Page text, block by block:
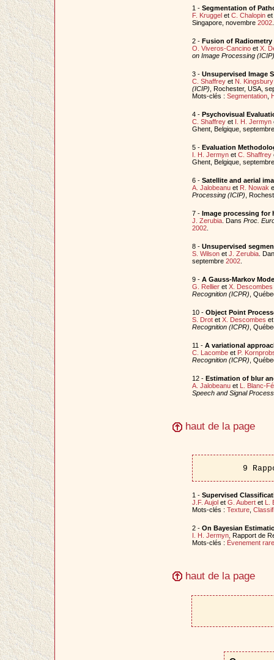
1 - Segmentation of
F. Kruggel et C. Chalopinet
Singapore, novembre 2002.
2 - Fusion of
O. Viveros-Cancinoet X.
on Image Processing (ICIP)
3 - Unsupervised Image
C. Shaffreyet N. Kingsbury
(ICIP) , Rochester, USA,
Mots-clés : Segmentation,
4 - Psychovisual
C. Shaffreyet I. H. Jermyn
Ghent, Belgique,
5 - Evaluation
I. H. Jermynet C. Shaffrey
Ghent, Belgique,
6 - Satellite and aerial
A. Jalobeanuet R. Nowak
Processing (ICIP) ,
7 - Image processing for
J. Zerubia. Dans Proc.
2002.
8 - Unsupervised
S. Wilsonet J. Zerubia.
septembre 2002.
9 - A Gauss-Markov
G. Rellieret X. Descombes
Recognition (ICPR) ,
10 - Object Point
S. Drotet X. Descombes
Recognition (ICPR) ,
11 - A variational
C. Lacombeet P.
Recognition (ICPR) ,
12 - Estimation of blur
A. Jalobeanuet
L. Blanc-
Speech and Signal
haut de la page
9
1 - Supervised
J.F. Aujolet G. Aubertet L.
Mots-clés : Texture,
2 - On Bayesian
I. H. Jermyn. Rapport de
Mots-clés : Évenement rare
haut de la page